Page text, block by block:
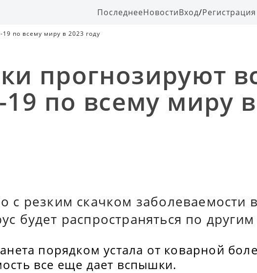
ПоследнееНовостиВход/Регистрация
по всему миру в 2023 году
прогнозируют
19 по всему миру
с резким скачком заболеваемости
будет распространяться по
порядком устала от коварной
все еще дает вспышки.